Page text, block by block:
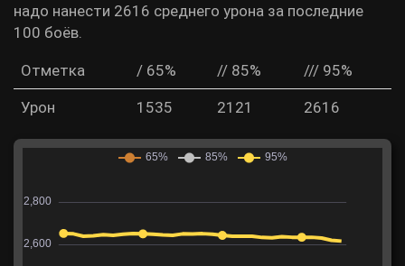
надо нанести 2616 среднего урона за последние
100 боёв.
Отметка / 65% // 85% /// 95%
Урон 1535 2121 2616